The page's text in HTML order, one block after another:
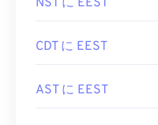
NST に EEST
CDT に EEST
AST に EEST